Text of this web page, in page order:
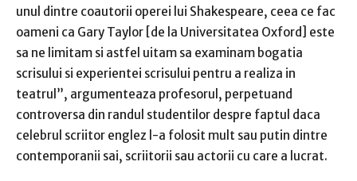
unul dintre coautorii operei lui Shakespeare, ceea ce fac
oameni ca Gary Taylor [de la Universitatea Oxford] este
sa ne limitam si astfel uitam sa examinam bogatia
scrisului si experientei scrisului pentru a realiza in
teatrul”, argumenteaza profesorul, perpetuand
controversa din randul studentilor despre faptul daca
celebrul scriitor englez l-a folosit mult sau putin dintre
contemporanii sai, scriitorii sau actorii cu care a lucrat.